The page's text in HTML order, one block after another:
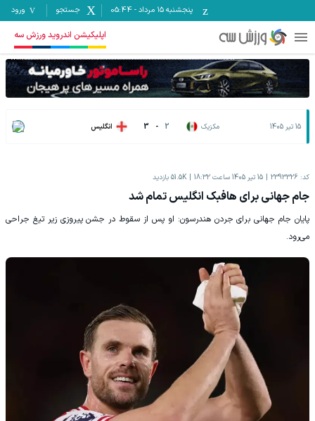
پنجشنبه ۱۵ مرداد -
05:44 جستجو ورود
اپلیکیشن اندروید ورزش سه
15 تیر 1405 مکزیک 2
-
3 انگلیس
کد: 2393326 15 تیر 1405 ساعت 18:32 51.5K بازدید
جام جهانی برای هافبک انگلیس تمام شد
پایان جام جهانی برای جردن هندرسون: او پس از سقوط در جشن پیروزی زیر تیغ جراحی
می‌رود.